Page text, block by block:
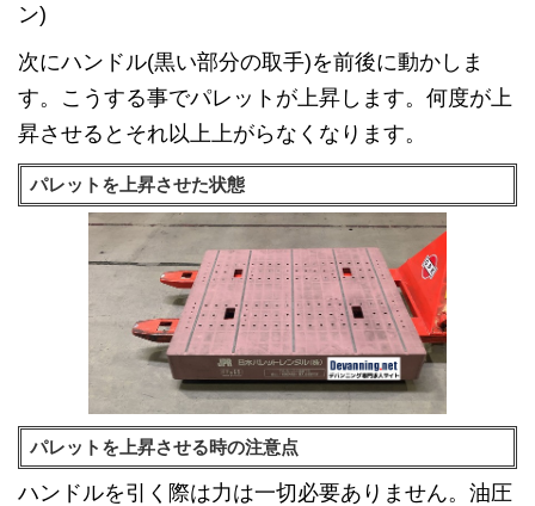
ン)
次にハンドル(黒い部分の取手)を前後に動かしま
す。こうする事でパレットが上昇します。何度が上
昇させるとそれ以上上がらなくなります。
パレットを上昇させた状態
パレットを上昇させる時の注意点
ハンドルを引く際は力は一切必要ありません。油圧